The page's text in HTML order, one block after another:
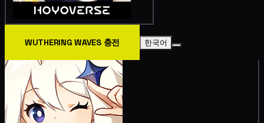
WUTHERING WAVES 충전 한국어